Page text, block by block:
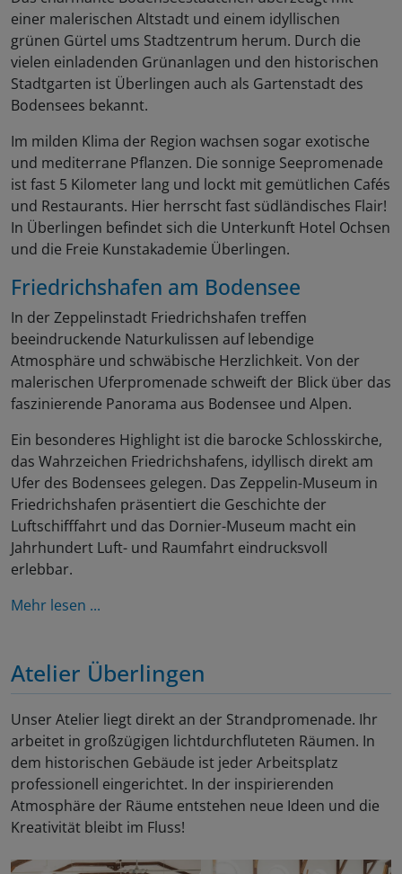
einer malerischen Altstadt und einem idyllischen
grünen Gürtel ums Stadtzentrum herum. Durch die
vielen einladenden Grünanlagen und den historischen
Stadtgarten ist Überlingen auch als Gartenstadt des
Bodensees bekannt.
Im milden Klima der Region wachsen sogar exotische
und mediterrane Pflanzen. Die sonnige Seepromenade
ist fast 5 Kilometer lang und lockt mit gemütlichen Cafés
und Restaurants. Hier herrscht fast südländisches Flair!
In Überlingen befindet sich die Unterkunft Hotel Ochsen
und die Freie Kunstakademie Überlingen.
Friedrichshafen am Bodensee
In der Zeppelinstadt Friedrichshafen treffen
beeindruckende Naturkulissen auf lebendige
Atmosphäre und schwäbische Herzlichkeit. Von der
malerischen Uferpromenade schweift der Blick über das
faszinierende Panorama aus Bodensee und Alpen.
Ein besonderes Highlight ist die barocke Schlosskirche,
das Wahrzeichen Friedrichshafens, idyllisch direkt am
Ufer des Bodensees gelegen. Das Zeppelin-Museum in
Friedrichshafen präsentiert die Geschichte der
Luftschifffahrt und das Dornier-Museum macht ein
Jahrhundert Luft- und Raumfahrt eindrucksvoll
erlebbar.
Mehr lesen ...
Atelier Überlingen
Unser Atelier liegt direkt an der Strandpromenade. Ihr
arbeitet in großzügigen lichtdurchfluteten Räumen. In
dem historischen Gebäude ist jeder Arbeitsplatz
professionell eingerichtet. In der inspirierenden
Atmosphäre der Räume entstehen neue Ideen und die
Kreativität bleibt im Fluss!